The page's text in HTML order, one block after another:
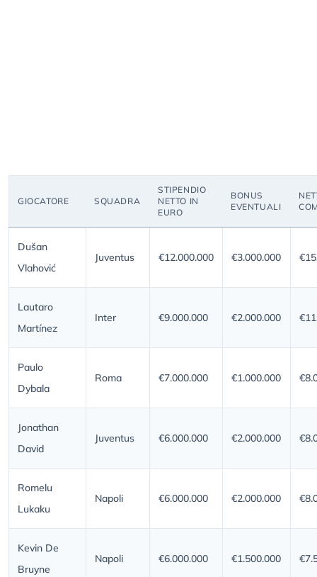
GIOCATORE SQUADRA
STIPENDIO
NETTO IN
EURO
BONUS
EVENTUALI
Dušan
Vlahović
Juventus €12.000.000 €3.000.000
Lautaro
Martínez
Inter €9.000.000 €2.000.000
Paulo
Dybala
Roma €7.000.000 €1.000.000
Jonathan
David
Juventus €6.000.000 €2.000.000
Romelu
Lukaku
Napoli €6.000.000 €2.000.000
Kevin De
Bruyne
Napoli €6.000.000 €1.500.000